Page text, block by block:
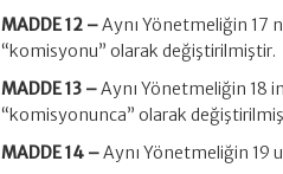
MADDE 12 –Aynı Yönetmeliğin 17
“komisyonu” olarak değiştirilmiştir.
MADDE 13 –Aynı Yönetmeliğin 18
“komisyonunca” olarak
MADDE 14 –Aynı Yönetmeliğin 19